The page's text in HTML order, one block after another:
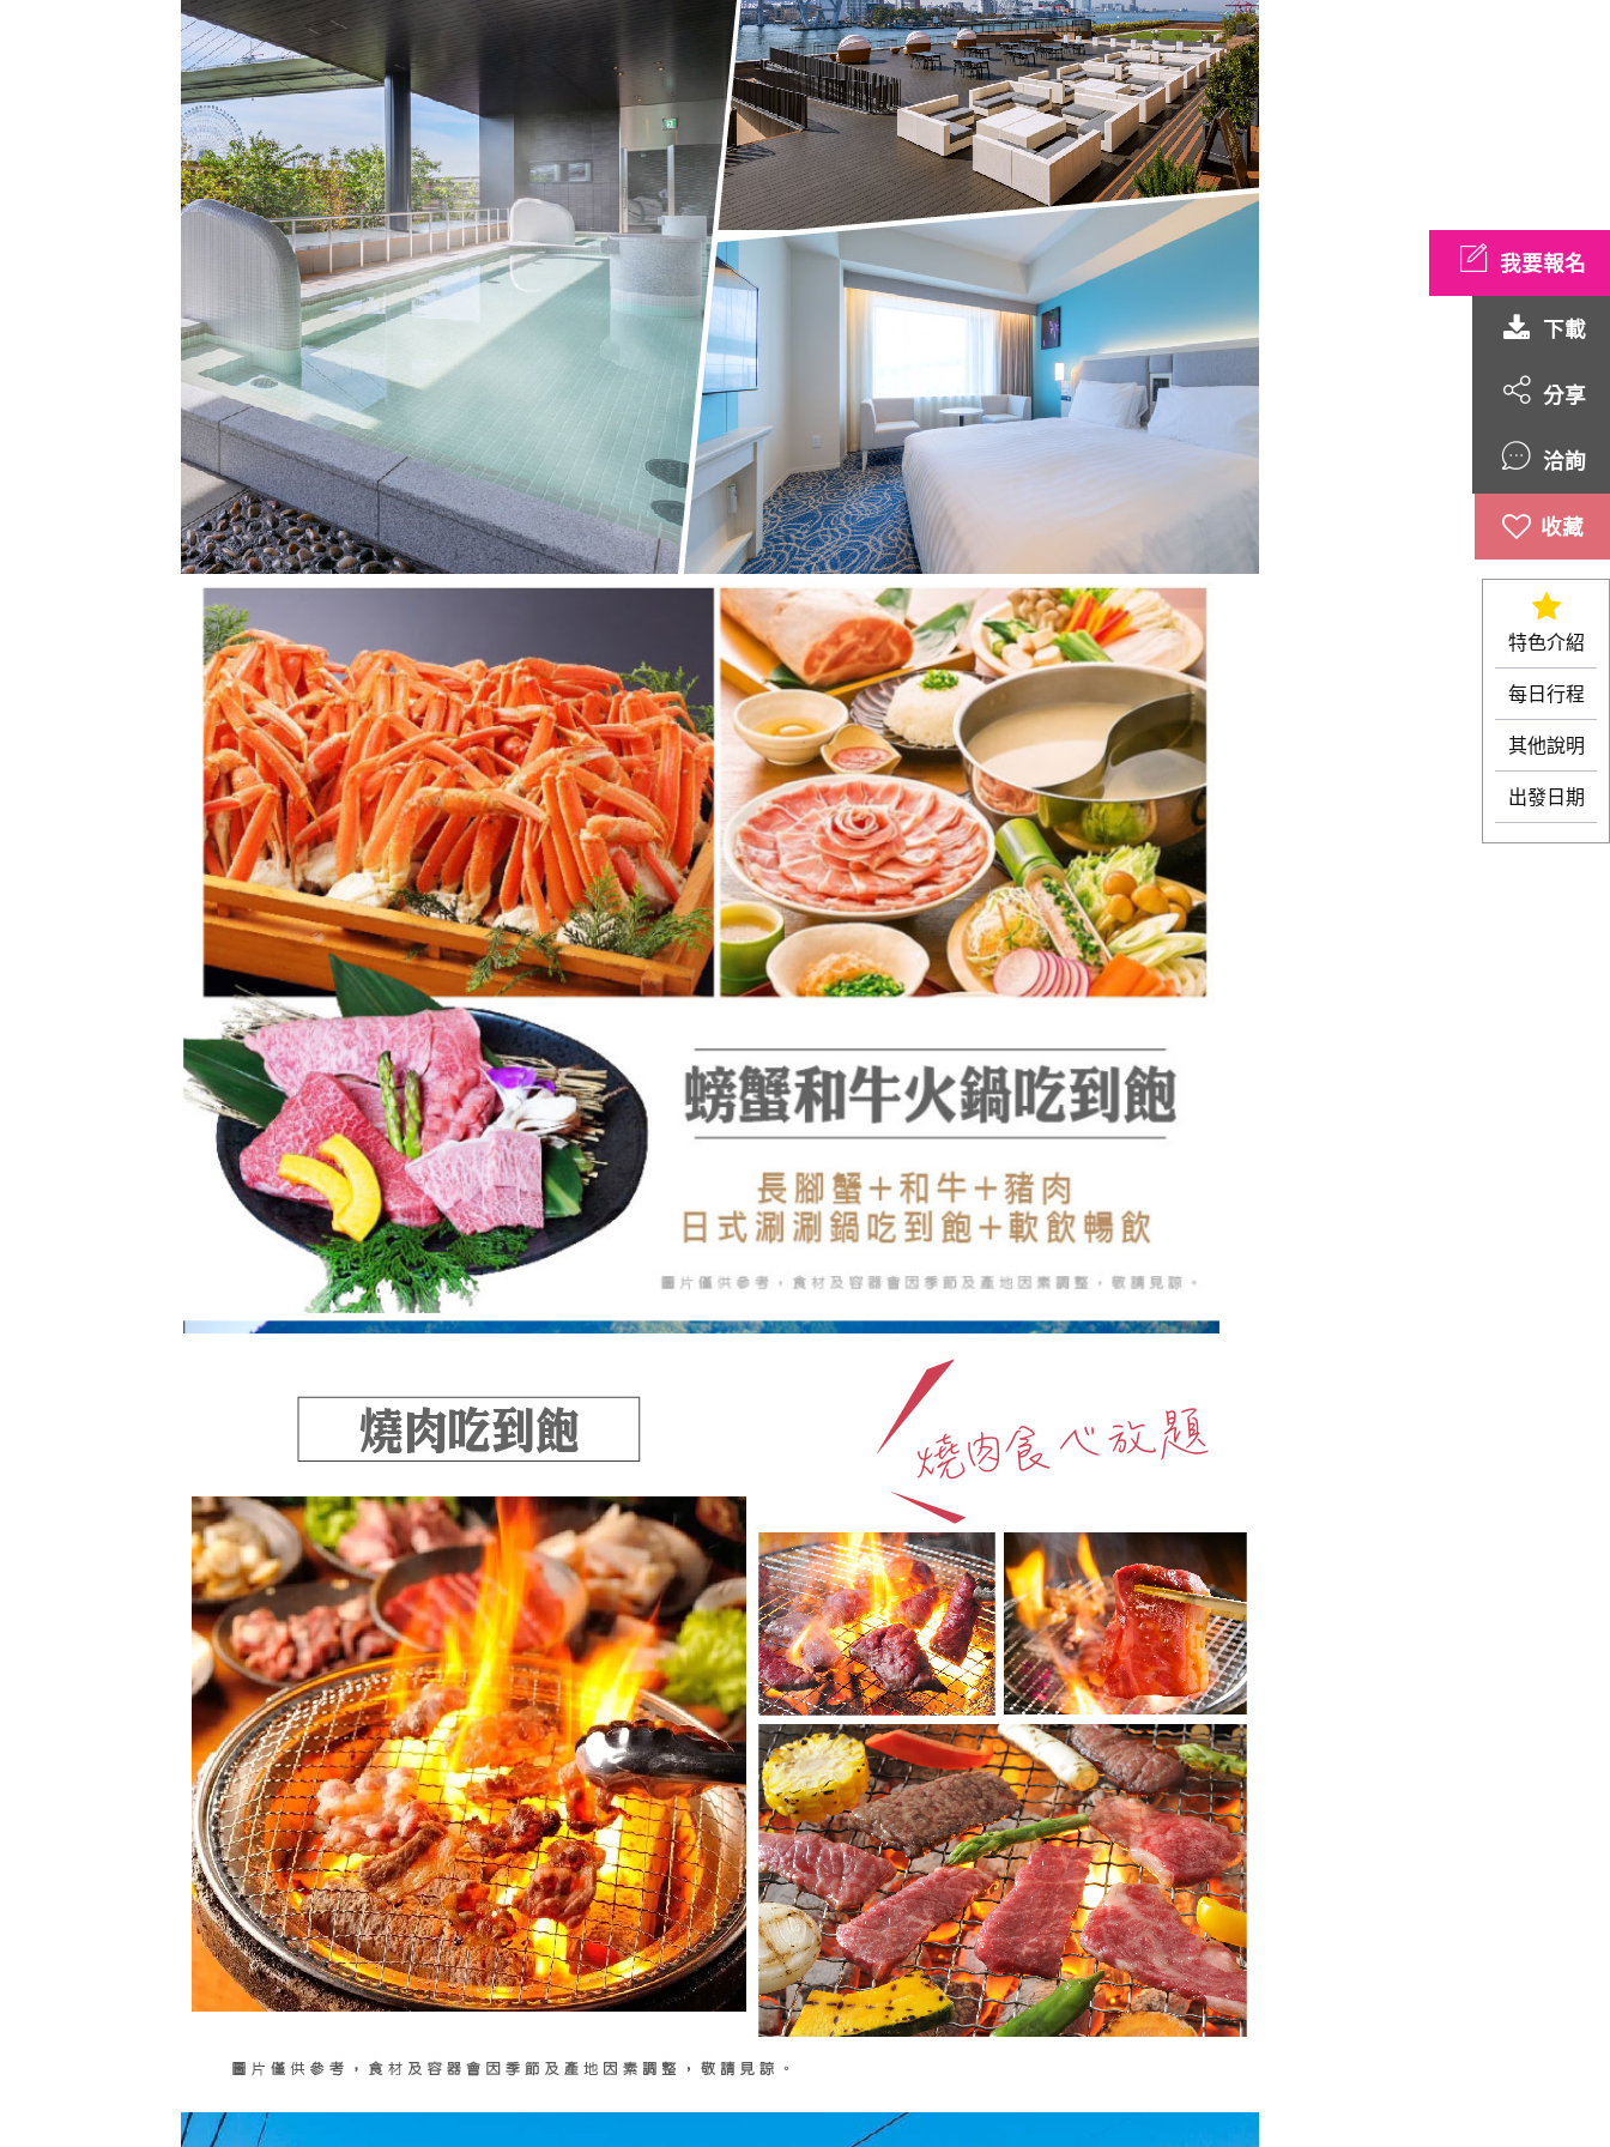
我要報名
下載
分享
洽詢
特色介紹
每日行程
其他說明
出發日期